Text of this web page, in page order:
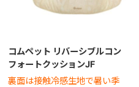
コムペット リバーシブルコン
フォートクッションJF
裏面は接触冷感生地で暑い季